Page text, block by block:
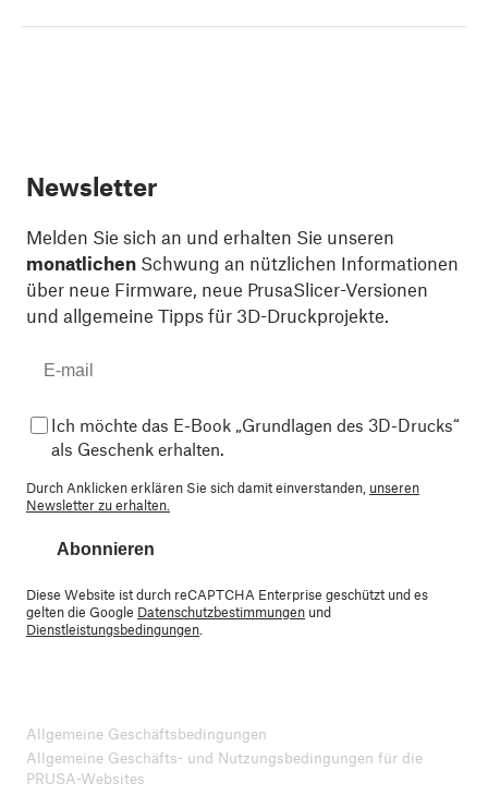
Newsletter
Melden Sie sich an und erhalten Sie unseren
monatlichen Schwung an nützlichen Informationen
über neue Firmware, neue PrusaSlicer-Versionen
und allgemeine Tipps für 3D-Druckprojekte.
Ich möchte das E-Book „Grundlagen des 3D-Drucks“
als Geschenk erhalten.
Durch Anklicken erklären Sie sich damit einverstanden, unseren
Newsletter zu erhalten.
Abonnieren
Diese Website ist durch reCAPTCHA Enterprise geschützt und es
gelten die Google Datenschutzbestimmungen und
Dienstleistungsbedingungen
Allgemeine Geschäftsbedingungen
Allgemeine Geschäfts- und Nutzungsbedingungen für die
PRUSA-Websites